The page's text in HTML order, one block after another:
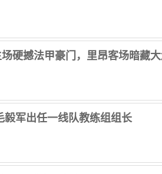
硬撼法甲豪门，里昂客场暗藏
毅军出任一线队教练组组长